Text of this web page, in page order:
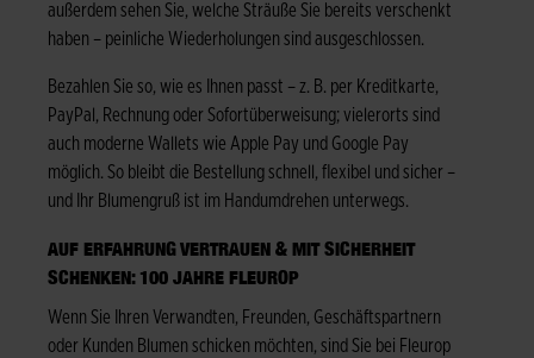
außerdem sehen Sie, welche Sträuße Sie bereits verschenkt
haben – peinliche Wiederholungen sind ausgeschlossen.
Bezahlen Sie so, wie es Ihnen passt – z. B. per Kreditkarte,
PayPal, Rechnung oder Sofortüberweisung; vielerorts sind
auch moderne Wallets wie Apple Pay und Google Pay
möglich. So bleibt die Bestellung schnell, flexibel und sicher –
und Ihr Blumengruß ist im Handumdrehen unterwegs.
AUF ERFAHRUNG VERTRAUEN & MIT SICHERHEIT
SCHENKEN: 100 JAHRE FLEUROP
Wenn Sie Ihren Verwandten, Freunden, Geschäftspartnern
oder Kunden Blumen schicken möchten, sind Sie bei Fleurop